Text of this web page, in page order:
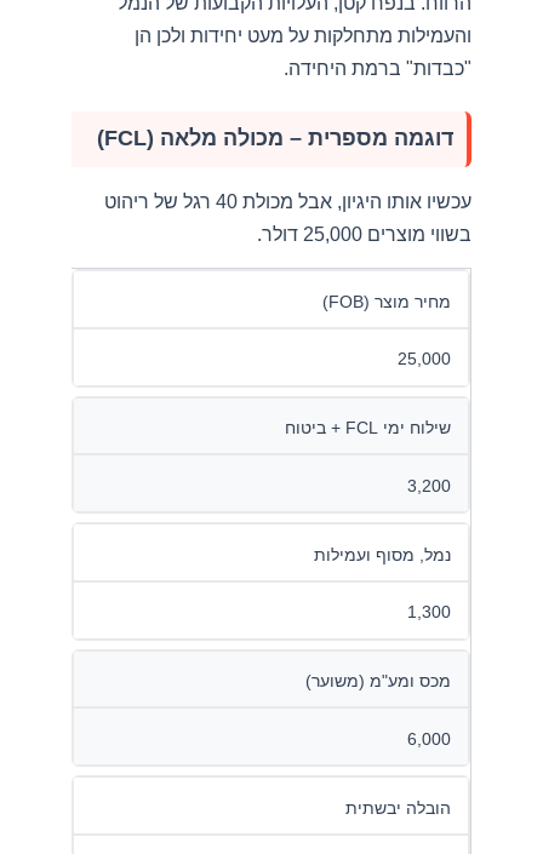
והעמילות מתחלקות על מעט יחידות ולכן הן
"כבדות" ברמת היחידה.
דוגמה מספרית – מכולה מלאה (FCL)
עכשיו אותו היגיון, אבל מכולת 40 רגל של ריהוט
בשווי מוצרים 25,000 דולר.
מחיר מוצר (FOB)
25,000
שילוח ימי FCL + ביטוח
3,200
נמל, מסוף ועמילות
1,300
מכס ומע"מ (משוער)
6,000
הובלה יבשתית